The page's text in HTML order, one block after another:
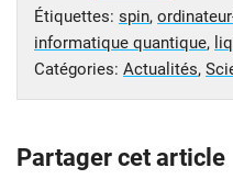
Étiquettes: spin,
informatique quantique,
Catégories: Actualités,
Partager cet article